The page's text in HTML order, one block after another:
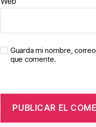
Guarda mi nombre,
que comente.